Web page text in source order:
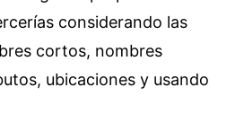
considerando las
cortos, nombres
ubicaciones y usando